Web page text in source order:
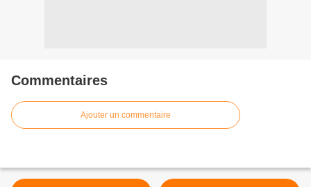
Commentaires
Ajouter un commentaire